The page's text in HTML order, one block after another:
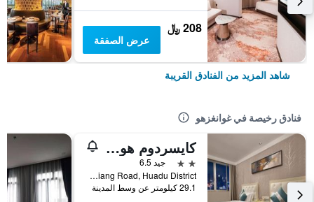
208 ﷼
عرض الصفقة
شاهد المزيد من الفنادق القريبة
فنادق رخيصة في غوانغزهو
كايسردوم هوتل أيربورت برانش
2 نجمتين
جيد 6.5
No. 2 Shunxiang Road, Huadu District, غوانغزهو, الصين
29.1 كيلومتر عن وسط المدينة